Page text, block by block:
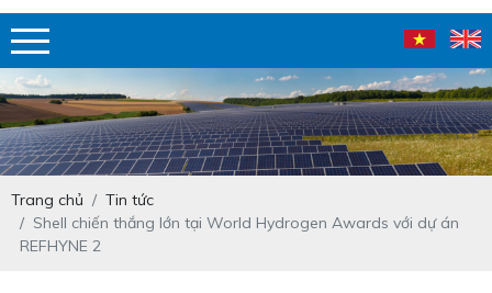
Trang chủ
Tin tức
Shell chiến thắng lớn tại World Hydrogen Awards với dự án
REFHYNE 2